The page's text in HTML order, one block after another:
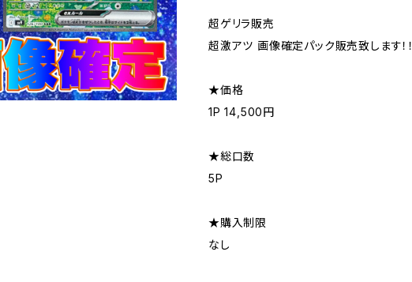
超ゲリラ販売
超激アツ 画像確定パック販売致します！！
★価格
1P 14,500円
★総口数
5P
★購入制限
なし